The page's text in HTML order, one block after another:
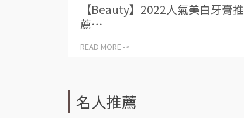
【Beauty】2022人氣美白牙膏推
薦⋯
READ MORE ->
名人推薦